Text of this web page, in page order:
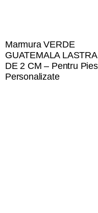
Marmura VERDE
GUATEMALA LASTRA
DE 2 CM – Pentru
Personalizate